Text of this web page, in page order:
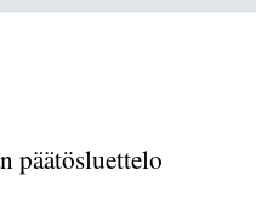
päätösluettelo